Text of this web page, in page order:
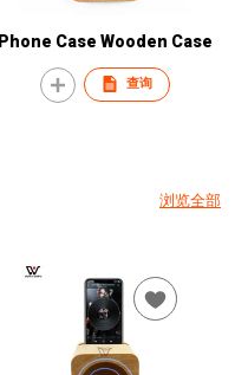
Phone Case Wooden Case
查询
浏览全部